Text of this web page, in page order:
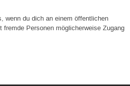
wenn du dich an einem öffentlichen
Personen möglicherweise Zugang